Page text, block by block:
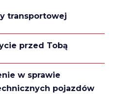
transportowej
przed Tobą
w sprawie
pojazdów